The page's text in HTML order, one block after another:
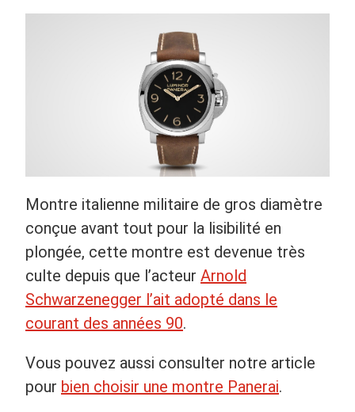
Montre italienne militaire de gros diamètre
conçue avant tout pour la lisibilité en
plongée, cette montre est devenue très
culte depuis que l’acteur Arnold
Schwarzenegger l’ait adopté dans le
courant des années 90.
Vous pouvez aussi consulter notre article
pour bien choisir une montre Panerai.